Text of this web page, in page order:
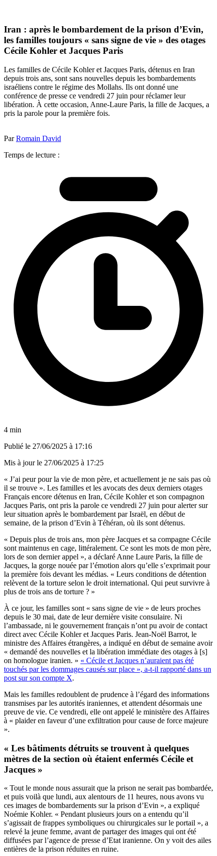
Iran : après le bombardement de la prison d’Evin,
les familles toujours « sans signe de vie » des otages
Cécile Kohler et Jacques Paris
Les familles de Cécile Kohler et Jacques Paris, détenus en Iran
depuis trois ans, sont sans nouvelles depuis les bombardements
israéliens contre le régime des Mollahs. Ils ont donné une
conférence de presse ce vendredi 27 juin pour réclamer leur
libération. À cette occasion, Anne-Laure Paris, la fille de Jacques, a
pris la parole pour la première fois.
ParRomain David
Temps de lecture :
4 min
Publié le 27/06/2025 à 17:16
Mis à jour le 27/06/2025 à 17:25
« J’ai peur pour la vie de mon père, et actuellement je ne sais pas où
il se trouve ». Les familles et les avocats des deux derniers otages
Français encore détenus en Iran, Cécile Kohler et son compagnon
Jacques Paris, ont pris la parole ce vendredi 27 juin pour alerter sur
leur situation après le bombardement par Israël, en début de
semaine, de la prison d’Evin à Téhéran, où ils sont détenus.
« Depuis plus de trois ans, mon père Jacques et sa compagne Cécile
sont maintenus en cage, littéralement. Ce sont les mots de mon père,
lors de son dernier appel », a déclaré Anne Laure Paris, la fille de
Jacques, la gorge nouée par l’émotion alors qu’elle s’exprimait pour
la première fois devant les médias. « Leurs conditions de détention
relèvent de la torture selon le droit international. Qui peut survivre à
plus de trois ans de torture ? »
À ce jour, les familles sont « sans signe de vie » de leurs proches
depuis le 30 mai, date de leur dernière visite consulaire. Ni
l’ambassade, ni le gouvernement français n’ont pu avoir de contact
direct avec Cécile Kohler et Jacques Paris. Jean-Noël Barrot, le
ministre des Affaires étrangères, a indiqué en début de semaine avoir
« demandé des nouvelles et la libération immédiate des otages à [s]
on homologue iranien. » « Cécile et Jacques n’auraient pas été
touchés par les dommages causés sur place », a-t-il rapporté dans un
post sur son compte X.
Mais les familles redoublent de prudence à l’égard des informations
transmises par les autorités iraniennes, et attendent désormais une
preuve de vie. Ce vendredi, elle ont appelé le ministère des Affaires
à « plaider en faveur d’une exfiltration pour cause de force majeure
».
« Les bâtiments détruits se trouvent à quelques
mètres de la section où étaient enfermés Cécile et
Jacques »
« Tout le monde nous assurait que la prison ne serait pas bombardée,
et puis voilà que lundi, aux alentours de 11 heures, nous avons vu
ces images de bombardements sur la prison d’Evin », a expliqué
Noémie Kohler. « Pendant plusieurs jours on a entendu qu’il
s’agissait de frappes symboliques ou chirurgicales sur le portail », a
relevé la jeune femme, avant de partager des images qui ont été
diffusées par l’agence de presse d’Etat iranienne. On y voit des ailes
entières de la prison réduites en ruine.